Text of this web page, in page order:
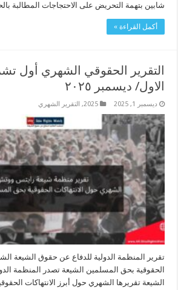
شابين بتهمة التحريض على الاحتجاجات المطالبة
أكمل القراءة »
التقرير الحقوقي الشهري أول
الاول/ ديسمبر ٢٠٢٥
ديسمبر 1, 2025 2025
, التقرير الشهري
تقرير المنظمة الدولية للدفاع عن حقوق الشيعة
الحقوقية بحق المسلمين الشيعة تصدر المنظمة
الشيعة تقريرها الشهري حول أبرز الانتهاكات